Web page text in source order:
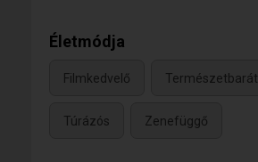
Életmódja
Filmkedvelő Természetbarát
Túrázós Zenefüggő